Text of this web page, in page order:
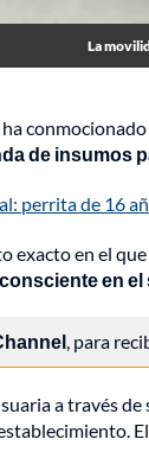
La
de insumos
perrita de 16
exacto en el
en
, para
a través